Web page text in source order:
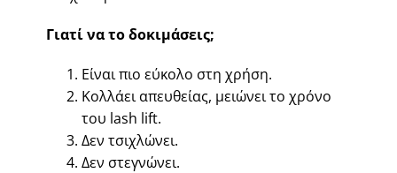
Γιατί να το δοκιμάσεις;
Είναι πιο εύκολο στη χρήση.
Κολλάει απευθείας, μειώνει το χρόνο
του lash lift.
Δεν τσιχλώνει.
Δεν στεγνώνει.